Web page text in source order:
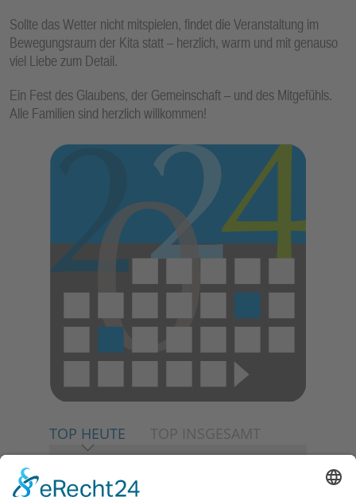
Sollte das Wetter nicht mitspielen, findet die Veranstaltung im
Bewegungsraum der Kita statt – herzlich, warm und mit genauso
viel Liebe zum Detail.
Ein Fest des Glaubens, der Gemeinschaft – und des Mitgefühls.
Alle Familien sind herzlich willkommen!
TOP HEUTE TOP INSGESAMT